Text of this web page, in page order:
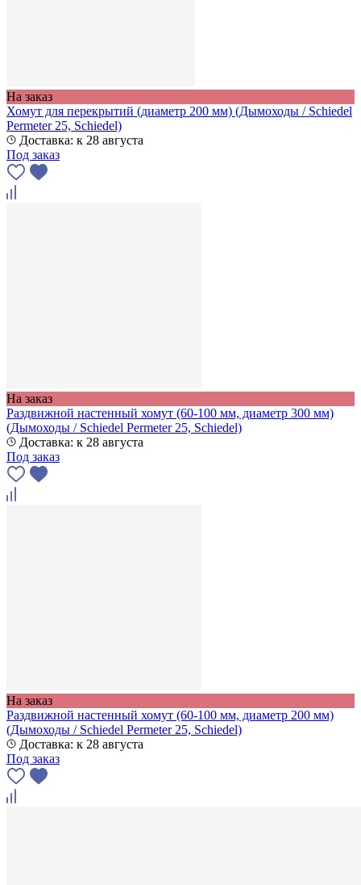
На заказ
Хомут для перекрытий (диаметр 200 мм) (Дымоходы / Schiedel
Permeter 25, Schiedel)
Доставка: к 28 августа
Под заказ
На заказ
Раздвижной настенный хомут (60-100 мм, диаметр 300 мм)
(Дымоходы / Schiedel Permeter 25, Schiedel)
Доставка: к 28 августа
Под заказ
На заказ
Раздвижной настенный хомут (60-100 мм, диаметр 200 мм)
(Дымоходы / Schiedel Permeter 25, Schiedel)
Доставка: к 28 августа
Под заказ